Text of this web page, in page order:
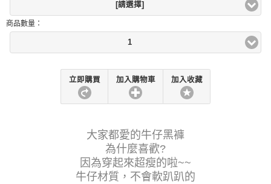
[請選擇]
商品數量：
1
立即購買 加入購物車 加入收藏
大家都愛的牛仔黑褲
為什麼喜歡?
因為穿起來超瘦的啦~~
牛仔材質，不會軟趴趴的